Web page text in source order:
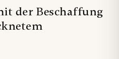
der Beschaffung